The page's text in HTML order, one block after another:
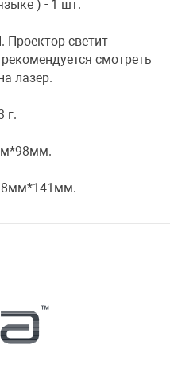
) - 1 шт.
светит
смотреть
лазер.
г.